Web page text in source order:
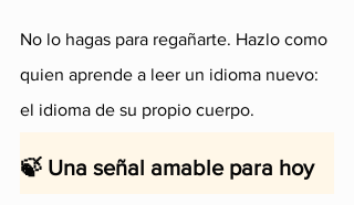
No lo hagas para regañarte. Hazlo como
quien aprende a leer un idioma nuevo:
el idioma de su propio cuerpo.
🍃 Una señal amable para hoy